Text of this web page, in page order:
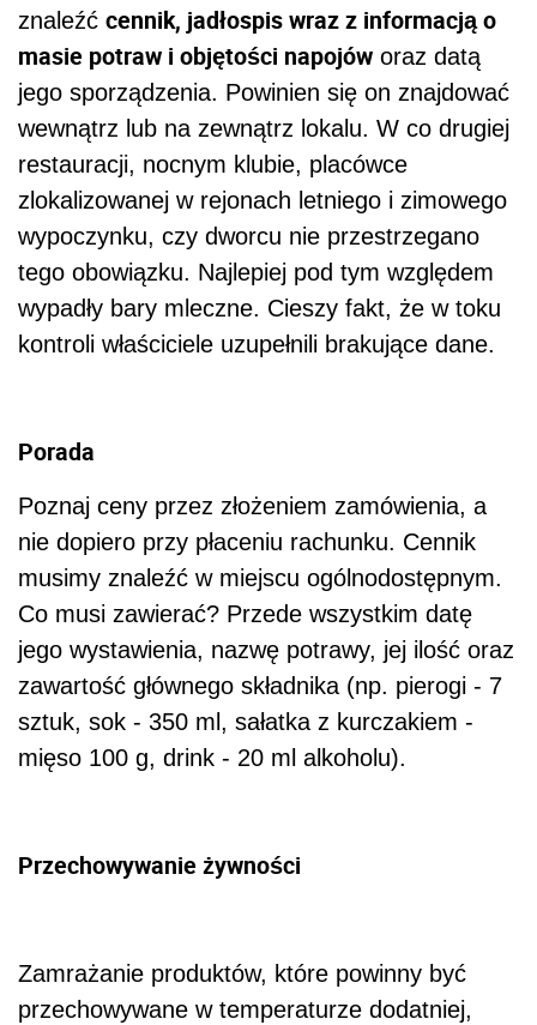
znaleźć cennik, jadłospis wraz z informacją o
masie potraw i objętości napojów oraz datą
jego sporządzenia. Powinien się on znajdować
wewnątrz lub na zewnątrz lokalu. W co drugiej
restauracji, nocnym klubie, placówce
zlokalizowanej w rejonach letniego i zimowego
wypoczynku, czy dworcu nie przestrzegano
tego obowiązku. Najlepiej pod tym względem
wypadły bary mleczne. Cieszy fakt, że w toku
kontroli właściciele uzupełnili brakujące dane.
Porada
Poznaj ceny przez złożeniem zamówienia, a
nie dopiero przy płaceniu rachunku. Cennik
musimy znaleźć w miejscu ogólnodostępnym.
Co musi zawierać? Przede wszystkim datę
jego wystawienia, nazwę potrawy, jej ilość oraz
zawartość głównego składnika (np. pierogi - 7
sztuk, sok - 350 ml, sałatka z kurczakiem -
mięso 100 g, drink - 20 ml alkoholu).
Przechowywanie żywności
Zamrażanie produktów, które powinny być
przechowywane w temperaturze dodatniej,